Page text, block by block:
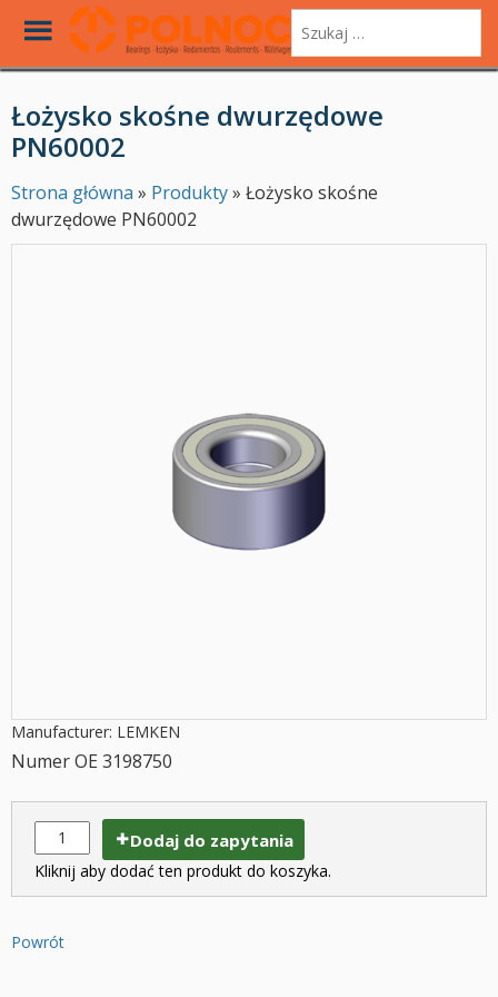
Skip
to
main
content
Szukaj:
Toggle
Menu
Łożysko skośne dwurzędowe
PN60002
Strona główna » Produkty» Łożysko skośne
dwurzędowe PN60002
Manufacturer: LEMKEN
Numer OE 3198750
Dodaj do zapytania
Kliknij aby dodać ten produkt do koszyka.
Powrót